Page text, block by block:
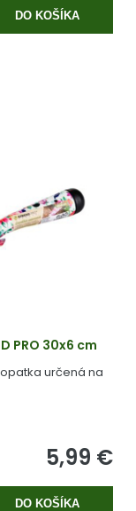
DO KOŠÍKA
PRO 30x6 cm
určená na
5,99 €
DO KOŠÍKA